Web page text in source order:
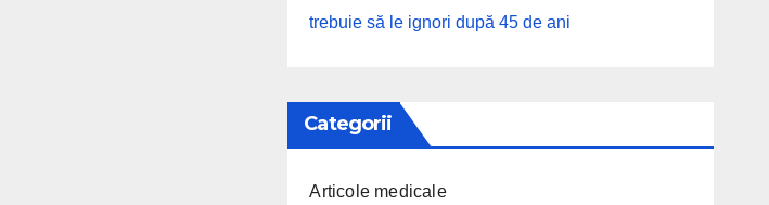
trebuie să le ignori după 45 de ani
Categorii
Articole medicale